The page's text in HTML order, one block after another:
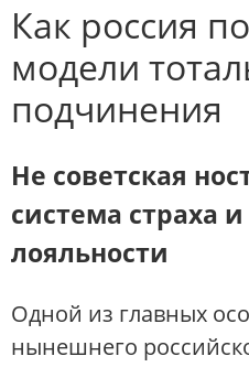
Как россия
модели
подчинения
Не советская
система страха
лояльности
Одной из главных
нынешнего